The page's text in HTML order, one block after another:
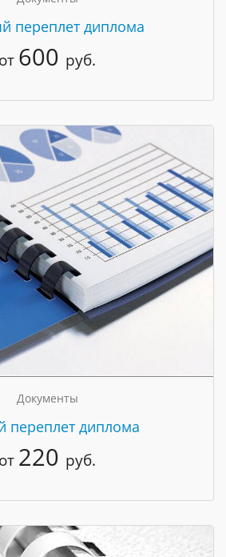
переплет диплома
от 600 руб.
Документы
переплет диплома
от 220 руб.